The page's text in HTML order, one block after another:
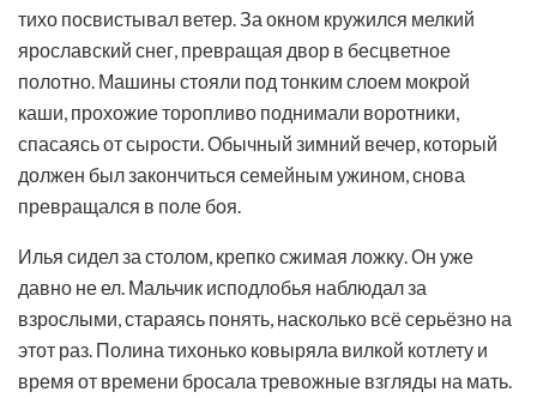
тихо посвистывал ветер. За окном кружился мелкий
ярославский снег, превращая двор в бесцветное
полотно. Машины стояли под тонким слоем мокрой
каши, прохожие торопливо поднимали воротники,
спасаясь от сырости. Обычный зимний вечер, который
должен был закончиться семейным ужином, снова
превращался в поле боя.
Илья сидел за столом, крепко сжимая ложку. Он уже
давно не ел. Мальчик исподлобья наблюдал за
взрослыми, стараясь понять, насколько всё серьёзно на
этот раз. Полина тихонько ковыряла вилкой котлету и
время от времени бросала тревожные взгляды на мать.